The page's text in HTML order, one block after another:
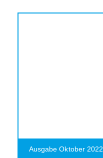
Ausgabe Oktober 2022